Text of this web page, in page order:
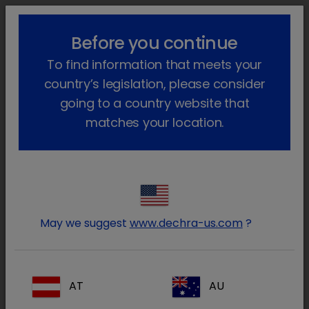
!-- Google Tag Manager -->
lock_outline search menu
Home Prodotti
Animali da reddito
Farmaci su prescrizione
Bovino
Faramaci Autorizzati
Oxy TF long acting 200 mg/ml
Entra nell’area riservata ai
Medici Veterinari e farmacisti
Before you continue
To find information that meets your
country’s legislation, please consider
going to a country website that
matches your location.
May we suggest www.dechra-us.com ?
AT AU